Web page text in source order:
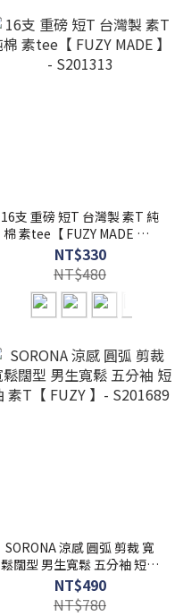
16支 重磅 短T 台灣製 素T 純
棉 素tee【 FUZY MADE 】 -
S201313
NT$330
NT$480
SORONA 涼感 圓弧 剪裁 寬
鬆闊型 男生寬鬆 五分袖 短袖
素T【 FUZY 】- S201689
NT$490
NT$780